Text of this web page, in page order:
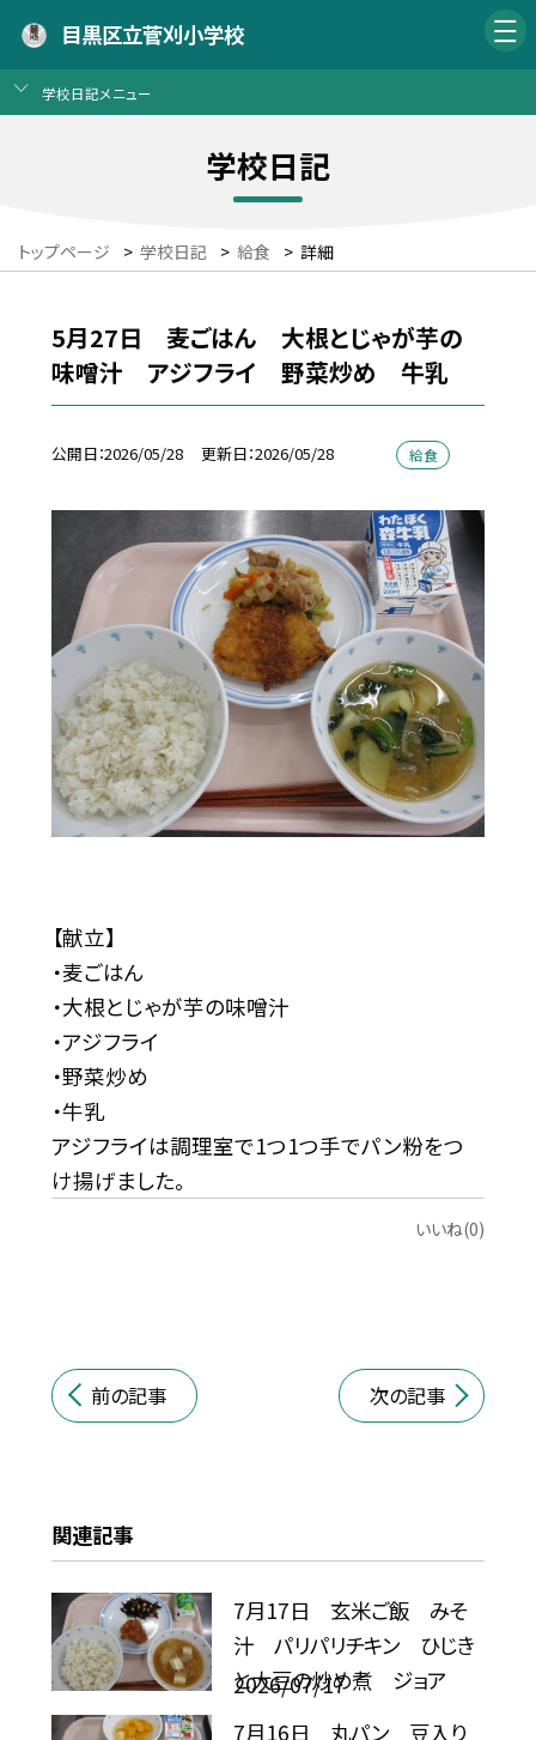
目黒区立菅刈小学校
学校日記メニュー
学校日記
トップページ > 学校日記 > 給食 > 詳細
5月27日 麦ごはん 大根とじゃが芋の
味噌汁 アジフライ 野菜炒め 牛乳
公開日 2026/05/28 更新日 2026/05/28 給食
【献立】
・麦ごはん
・大根とじゃが芋の味噌汁
・アジフライ
・野菜炒め
・牛乳
アジフライは調理室で1つ1つ手でパン粉をつ
け揚げました。
いいね(0)
前の記事 次の記事
関連記事
7月17日 玄米ご飯 みそ
汁 パリパリチキン ひじき
と大豆の炒め煮 ジョア
2026/07/17
7月16日 丸パン 豆入り